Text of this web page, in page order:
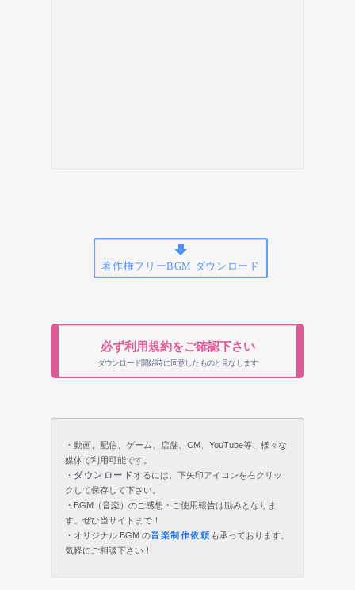
著作権フリーBGM ダウンロード
必ず利用規約をご確認下さい
ダウンロード開始時に同意したものと見なします
・動画、配信、ゲーム、店舗、CM、YouTube等、様々な
媒体で利用可能です。
・ ダウンロード するには、下矢印アイコンを右クリッ
クして保存して下さい。
・BGM（音楽）のご感想・ご使用報告は励みとなりま
す。ぜひ当サイトまで！
・オリジナル BGM の音楽制作依頼 も承っております。
気軽にご相談下さい！